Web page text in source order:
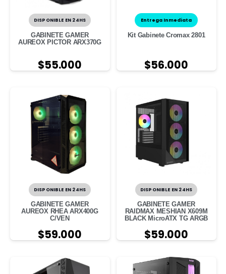
DISPONIBLE EN 24HS
GABINETE GAMER
AUREOX PICTOR ARX370G
$55.000
Entrega Inmediata
Kit Gabinete Cromax 2801
$56.000
DISPONIBLE EN 24HS
GABINETE GAMER
AUREOX RHEA ARX400G
C/VEN
$59.000
DISPONIBLE EN 24HS
GABINETE GAMER
RAIDMAX MESHIAN X609M
BLACK MicroATX TG ARGB
$59.000